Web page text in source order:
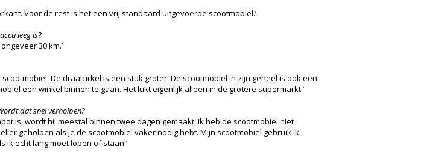
Voor de rest is het een vrij standaard uitgevoerde scootmobiel.’
leeg is?
30 km.’
De draaicirkel is een stuk groter. De scootmobiel in zijn geheel is ook een
een winkel binnen te gaan. Het lukt eigenlijk alleen in de grotere supermarkt.’
dat snel verholpen?
is, wordt hij meestal binnen twee dagen gemaakt. Ik heb de scootmobiel niet
geholpen als je de scootmobiel vaker nodig hebt. Mijn scootmobiel gebruik ik
ik echt lang moet lopen of staan.’